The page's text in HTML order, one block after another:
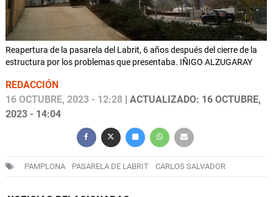
Reapertura de la pasarela del Labrit, 6 años después del cierre de la
estructura por los problemas que presentaba. IÑIGO ALZUGARAY
REDACCIÓN
16 OCTUBRE, 2023 - 12:28 | ACTUALIZADO: 16 OCTUBRE,
2023 - 14:04
PAMPLONA PASARELA DE LABRIT CARLOS SALVADOR